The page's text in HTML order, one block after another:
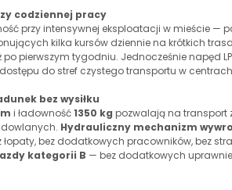
codziennej pracy
przy intensywnej eksploatacji w mieście —
kilka kursów dziennie na krótkich
pierwszym tygodniu. Jednocześnie napęd
do stref czystego transportu w
bez wysiłku
i ładowność1350 kg pozwalają na transport
Hydrauliczny mechanizm
bez dodatkowych pracowników, bez
kategorii B — bez dodatkowych